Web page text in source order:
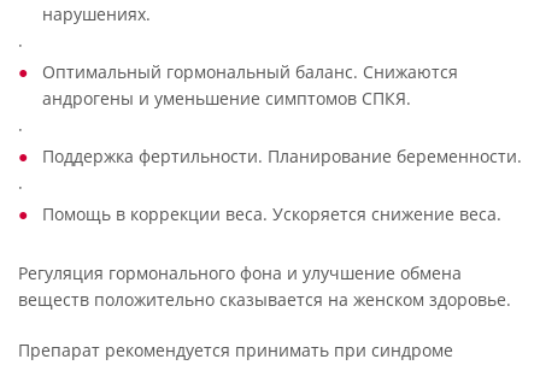
нарушениях.
·
Оптимальный гормональный баланс. Снижаются
андрогены и уменьшение симптомов СПКЯ.
·
Поддержка фертильности. Планирование беременности.
·
Помощь в коррекции веса. Ускоряется снижение веса.
Регуляция гормонального фона и улучшение обмена
веществ положительно сказывается на женском здоровье.
Препарат рекомендуется принимать при синдроме